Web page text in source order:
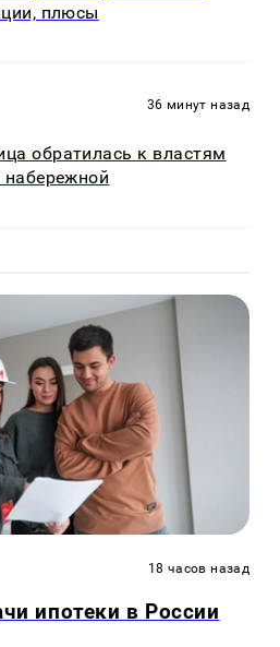
плюсы
36 минут назад
обратилась к властям
набережной
18 часов назад
ипотеки в России